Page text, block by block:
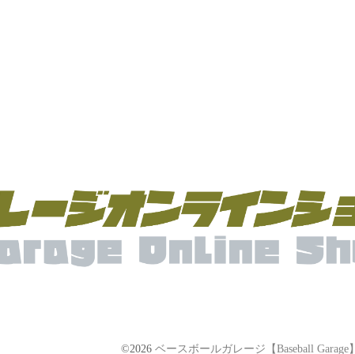
©2026 ベースボールガレージ【Baseball Garage】